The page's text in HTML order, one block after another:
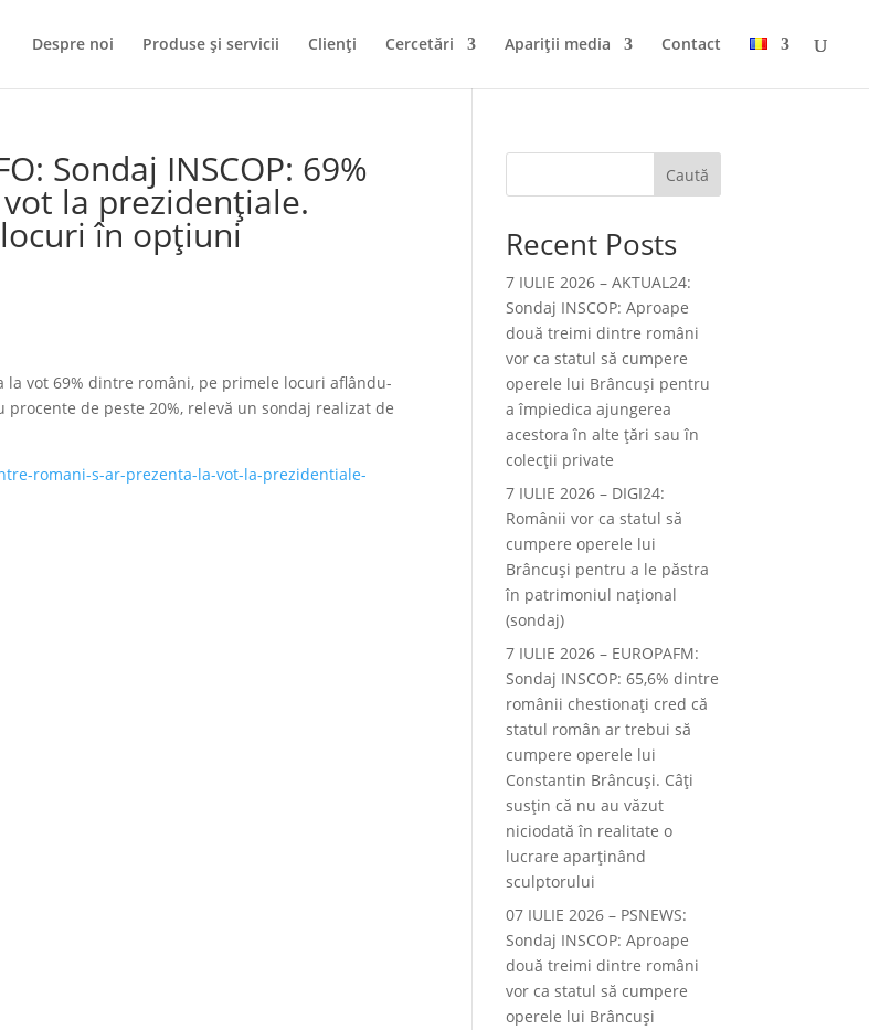
Despre noi Produse și servicii Clienți Cercetări Apariții media Contact
Sondaj INSCOP: 69%
la prezidenţiale.
în opţiuni
vot 69% dintre români, pe primele locuri aflându-
de peste 20%, relevă un sondaj realizat de
romani-s-ar-prezenta-la-vot-la-prezidentiale-
Caută
Recent Posts
7 IULIE 2026 – AKTUAL24:
Sondaj INSCOP: Aproape
două treimi dintre români
vor ca statul să cumpere
operele lui Brâncuşi pentru
a împiedica ajungerea
acestora în alte ţări sau în
colecţii private
7 IULIE 2026 – DIGI24:
Românii vor ca statul să
cumpere operele lui
Brâncuși pentru a le păstra
în patrimoniul național
(sondaj)
7 IULIE 2026 – EUROPAFM:
Sondaj INSCOP: 65,6% dintre
românii chestionați cred că
statul român ar trebui să
cumpere operele lui
Constantin Brâncuși. Câți
susțin că nu au văzut
niciodată în realitate o
lucrare aparținând
sculptorului
07 IULIE 2026 – PSNEWS:
Sondaj INSCOP: Aproape
două treimi dintre români
vor ca statul să cumpere
operele lui Brâncuși